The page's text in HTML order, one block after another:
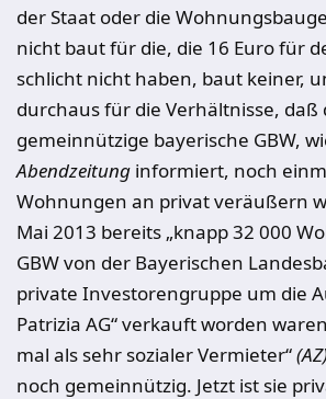
der Staat oder die
nicht baut für die, die 16 Euro für
schlicht nicht haben, baut keiner,
durchaus für die Verhältnisse, daß
gemeinnützige bayerische GBW,
Abendzeitung informiert, noch
Wohnungen an privat veräußern
Mai 2013 bereits „knapp 32 000
GBW von der Bayerischen
private Investorengruppe um die
Patrizia AG“ verkauft worden
mal als sehr sozialer Vermieter“
noch gemeinnützig. Jetzt ist sie